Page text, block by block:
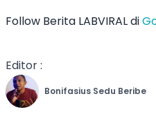
Follow Berita LABVIRAL di
Editor :
Bonifasius Sedu Beribe